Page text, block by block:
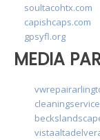
soultacohtx.com
capishcaps.com
gpsyfl.org
MEDIA